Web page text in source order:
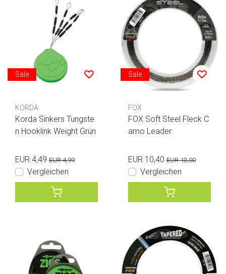
Sale
KORDA
Korda Sinkers Tungste
n Hooklink Weight Grün
EUR 4,49 EUR 4,99
Vergleichen
Sale
FOX
FOX Soft Steel Fleck C
amo Leader
EUR 10,40 EUR 13,00
Vergleichen